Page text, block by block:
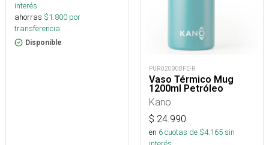
interés
ahorras $1.800 por
transferencia.
Disponible
PUR020908FE-R
Vaso Térmico Mug
1200ml Petróleo
Kano
$ 24.990
en 6cuotas de $4.165sin